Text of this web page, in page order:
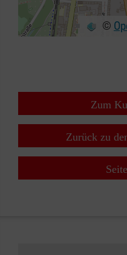
©
Zum
Zurück zu